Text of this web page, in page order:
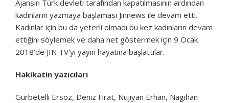
Ajansın Türk devleti tarafından kapatılmasının ardından
kadınların yazmaya başlaması Jinnews ile devam etti.
Kadınlar için bu da yeterli olmadı bu kez kadınların devam
ettiğini söylemek ve daha net göstermek için 9 Ocak
2018'de JIN TV'yi yayın hayatına başlattılar.
Hakikatin yazıcıları
Gurbetelli Ersöz, Deniz Fırat, Nujiyan Erhan, Nagihan